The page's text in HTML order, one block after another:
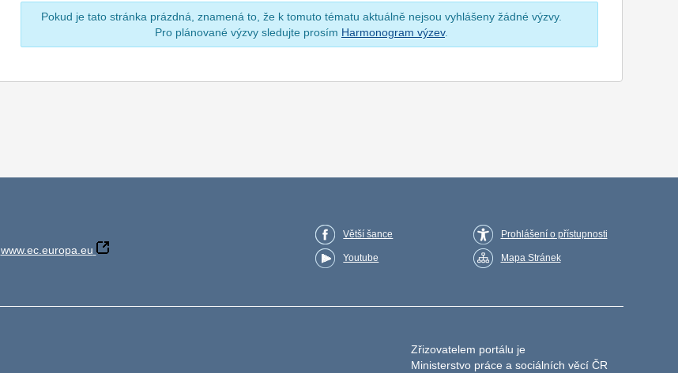
Pokud je tato stránka prázdná, znamená to, že k tomuto tématu aktuálně nejsou vyhlášeny žádné výzvy.
Pro plánované výzvy sledujte prosím Harmonogram výzev.
www.ec.europa.eu
Větší šance
Youtube
Prohlášení o přístupnosti
Mapa Stránek
Zřizovatelem portálu je
Ministerstvo práce a sociálních věcí ČR